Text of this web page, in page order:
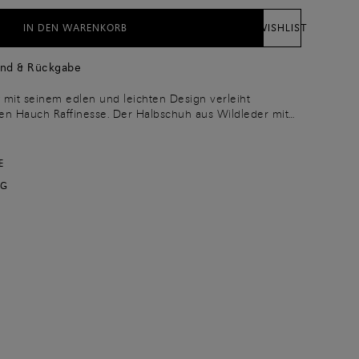
IN DEN WARENKORB WISHLIST
& Rückgabe
mit seinem edlen und leichten Design verleiht
Hauch Raffinesse. Der Halbschuh aus Wildleder mit
Gummi-Laufsohle weist an der Außenseite ein
vom Design unseres ikonischen Doppel-Monkstraps